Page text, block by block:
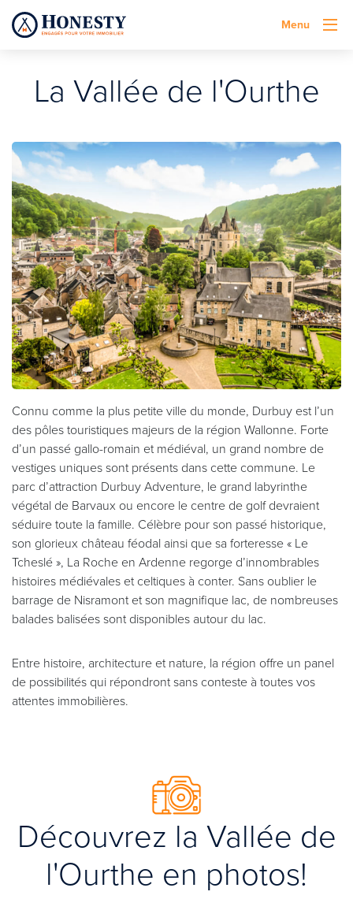
Menu
La Vallée de l'Ourthe
Connu comme la plus petite ville du monde, Durbuy est l’un
des pôles touristiques majeurs de la région Wallonne. Forte
d’un passé gallo-romain et médiéval, un grand nombre de
vestiges uniques sont présents dans cette commune. Le
parc d’attraction Durbuy Adventure, le grand labyrinthe
végétal de Barvaux ou encore le centre de golf devraient
séduire toute la famille. Célèbre pour son passé historique,
son glorieux château féodal ainsi que sa forteresse « Le
Tcheslé », La Roche en Ardenne regorge d’innombrables
histoires médiévales et celtiques à conter. Sans oublier le
barrage de Nisramont et son magnifique lac, de nombreuses
balades balisées sont disponibles autour du lac.
Entre histoire, architecture et nature, la région offre un panel
de possibilités qui répondront sans conteste à toutes vos
attentes immobilières.
Découvrez la Vallée de
l'Ourthe en photos!